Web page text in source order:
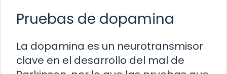
Pruebas de dopamina
La dopamina es un neurotransmisor
clave en el desarrollo del mal de